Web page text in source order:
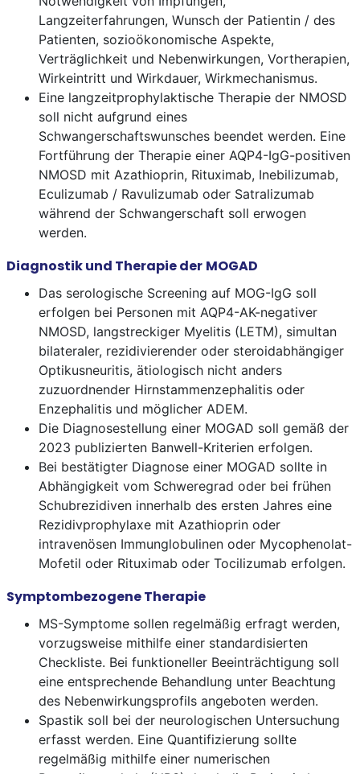
Langzeiterfahrungen, Wunsch der Patientin / des
Patienten, sozioökonomische Aspekte,
Verträglichkeit und Nebenwirkungen, Vortherapien,
Wirkeintritt und Wirkdauer, Wirkmechanismus.
Eine langzeitprophylaktische Therapie der NMOSD
soll nicht aufgrund eines
Schwangerschaftswunsches beendet werden. Eine
Fortführung der Therapie einer AQP4-IgG-positiven
NMOSD mit Azathioprin, Rituximab, Inebilizumab,
Eculizumab / Ravulizumab oder Satralizumab
während der Schwangerschaft soll erwogen
werden.
Diagnostik und Therapie der MOGAD
Das serologische Screening auf MOG-IgG soll
erfolgen bei Personen mit AQP4-AK-negativer
NMOSD, langstreckiger Myelitis (LETM), simultan
bilateraler, rezidivierender oder steroidabhängiger
Optikusneuritis, ätiologisch nicht anders
zuzuordnender Hirnstammenzephalitis oder
Enzephalitis und möglicher ADEM.
Die Diagnosestellung einer MOGAD soll gemäß der
2023 publizierten Banwell-Kriterien erfolgen.
Bei bestätigter Diagnose einer MOGAD sollte in
Abhängigkeit vom Schweregrad oder bei frühen
Schubrezidiven innerhalb des ersten Jahres eine
Rezidivprophylaxe mit Azathioprin oder
intravenösen Immunglobulinen oder Mycophenolat-
Mofetil oder Rituximab oder Tocilizumab erfolgen.
Symptombezogene Therapie
MS-Symptome sollen regelmäßig erfragt werden,
vorzugsweise mithilfe einer standardisierten
Checkliste. Bei funktioneller Beeinträchtigung soll
eine entsprechende Behandlung unter Beachtung
des Nebenwirkungsprofils angeboten werden.
Spastik soll bei der neurologischen Untersuchung
erfasst werden. Eine Quantifizierung sollte
regelmäßig mithilfe einer numerischen